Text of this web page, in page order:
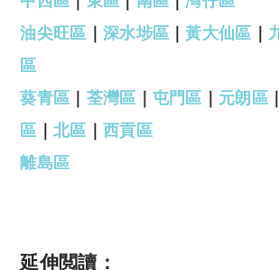
油尖旺區
深水埗區 ｜黃大仙區
區
葵青區
荃灣區 屯門區 元朗區
區 ｜北區
西貢區
離島區
延伸閲讀：